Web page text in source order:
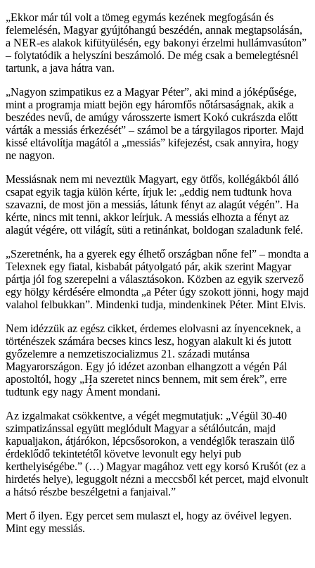
„Ekkor már túl volt a tömeg egymás kezének megfogásán és
felemelésén, Magyar gyújtóhangú beszédén, annak megtapsolásán,
a NER-es alakok kifütyülésén, egy bakonyi érzelmi hullámvasúton”
– folytatódik a helyszíni beszámoló. De még csak a bemelegtésnél
tartunk, a java hátra van.
„Nagyon szimpatikus ez a Magyar Péter”, aki mind a jóképűsége,
mint a programja miatt bejön egy háromfős nőtársaságnak, akik a
beszédes nevű, de amúgy városszerte ismert Kokó cukrászda előtt
várták a messiás érkezését” – számol be a tárgyilagos riporter. Majd
kissé eltávolítja magától a „messiás” kifejezést, csak annyira, hogy
ne nagyon.
Messiásnak nem mi neveztük Magyart, egy ötfős, kollégákból álló
csapat egyik tagja külön kérte, írjuk le: „eddig nem tudtunk hova
szavazni, de most jön a messiás, látunk fényt az alagút végén”. Ha
kérte, nincs mit tenni, akkor leírjuk. A messiás elhozta a fényt az
alagút végére, ott világít, süti a retinánkat, boldogan szaladunk felé.
„Szeretnénk, ha a gyerek egy élhető országban nőne fel” – mondta a
Telexnek egy fiatal, kisbabát pátyolgató pár, akik szerint Magyar
pártja jól fog szerepelni a választásokon. Közben az egyik szervező
egy hölgy kérdésére elmondta „a Péter úgy szokott jönni, hogy majd
valahol felbukkan”. Mindenki tudja, mindenkinek Péter. Mint Elvis.
Nem idézzük az egész cikket, érdemes elolvasni az ínyenceknek, a
történészek számára becses kincs lesz, hogyan alakult ki és jutott
győzelemre a nemzetiszocializmus 21. századi mutánsa
Magyarországon. Egy jó idézet azonban elhangzott a végén Pál
apostoltól, hogy „Ha szeretet nincs bennem, mit sem érek”, erre
tudtunk egy nagy Áment mondani.
Az izgalmakat csökkentve, a végét megmutatjuk: „Végül 30-40
szimpatizánssal együtt meglódult Magyar a sétálóutcán, majd
kapualjakon, átjárókon, lépcsősorokon, a vendéglők teraszain ülő
érdeklődő tekintetétől követve levonult egy helyi pub
kerthelyiségébe.” (…) Magyar magához vett egy korsó Krušót (ez a
hirdetés helye), leguggolt nézni a meccsből két percet, majd elvonult
a hátsó részbe beszélgetni a fanjaival.”
Mert ő ilyen. Egy percet sem mulaszt el, hogy az övéivel legyen.
Mint egy messiás.